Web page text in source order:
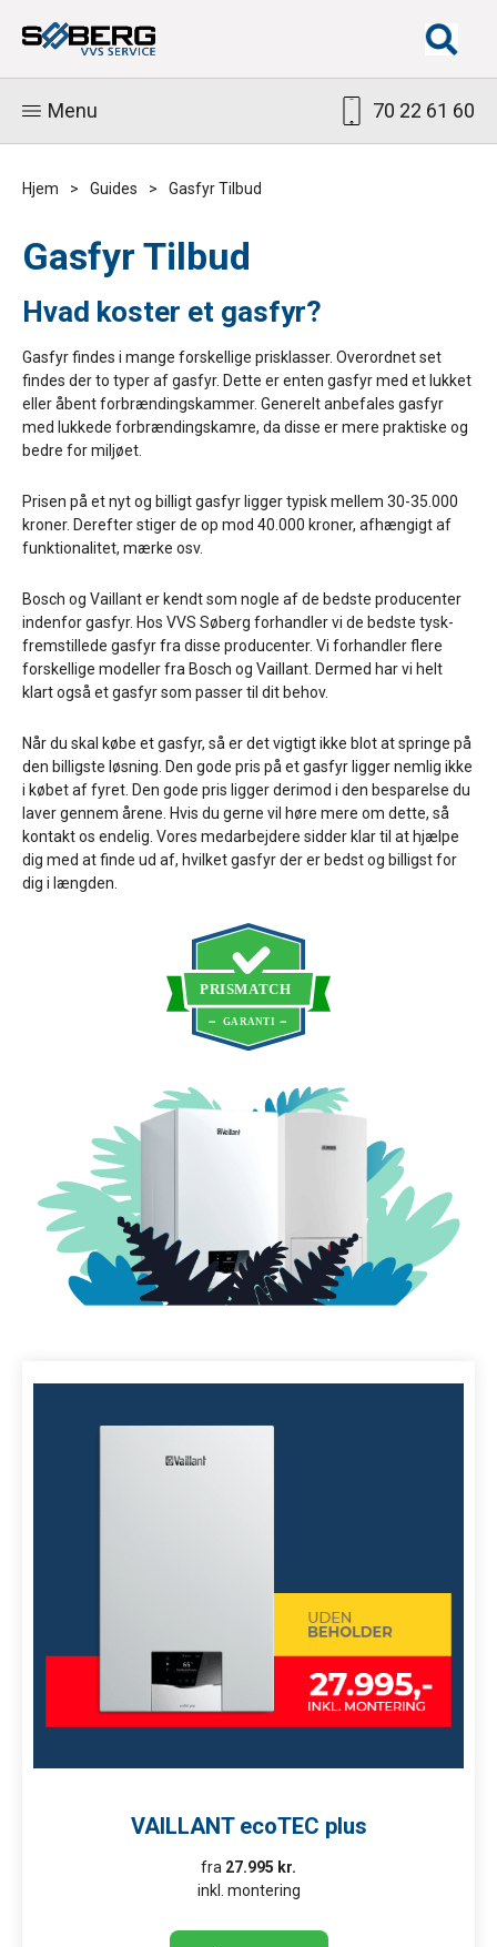
Menu 70 22 61 60
Hjem > Guides > Gasfyr Tilbud
Gasfyr Tilbud
Hvad koster et gasfyr?
Gasfyr findes i mange forskellige prisklasser. Overordnet set
findes der to typer af gasfyr. Dette er enten gasfyr med et lukket
eller åbent forbrændingskammer. Generelt anbefales gasfyr
med lukkede forbrændingskamre, da disse er mere praktiske og
bedre for miljøet.
Prisen på et nyt og billigt gasfyr ligger typisk mellem 30-35.000
kroner. Derefter stiger de op mod 40.000 kroner, afhængigt af
funktionalitet, mærke osv.
Bosch og Vaillant er kendt som nogle af de bedste producenter
indenfor gasfyr. Hos VVS Søberg forhandler vi de bedste tysk-
fremstillede gasfyr fra disse producenter. Vi forhandler flere
forskellige modeller fra Bosch og Vaillant. Dermed har vi helt
klart også et gasfyr som passer til dit behov.
Når du skal købe et gasfyr, så er det vigtigt ikke blot at springe på
den billigste løsning. Den gode pris på et gasfyr ligger nemlig ikke
i købet af fyret. Den gode pris ligger derimod i den besparelse du
laver gennem årene. Hvis du gerne vil høre mere om dette, så
kontakt os endelig. Vores medarbejdere sidder klar til at hjælpe
dig med at finde ud af, hvilket gasfyr der er bedst og billigst for
dig i længden.
VAILLANT ecoTEC plus
fra 27.995 kr.
inkl. montering